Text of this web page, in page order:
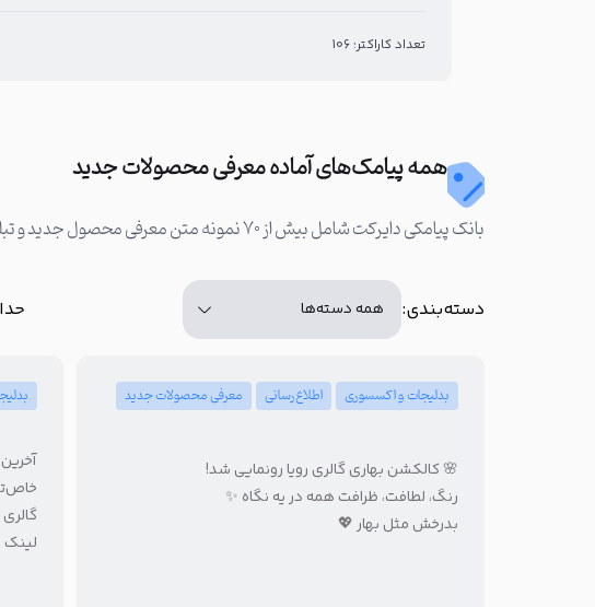
تعداد کاراکتر: 106
همه پیامک‌های آماده معرفی محصولات جدید
بانک پیامکی دایرکت شامل بیش از ۷۰ نمونه متن معرفی محصول جدید و تبلیغ محصول جدید است که می‌توانید تمامی این متن‌ها را به سادگی ویرایش و استفاده کنید:
دسته‌بندی:
بدلیجات و اکسسوری اطلاع‌رسانی معرفی محصولات جدید
🌸 کالکشن بهاری گالری رویا رونمایی شد!
رنگ، لطافت، ظرافت همه در یه نگاه ✨
بدرخش مثل بهار 💖
لینک